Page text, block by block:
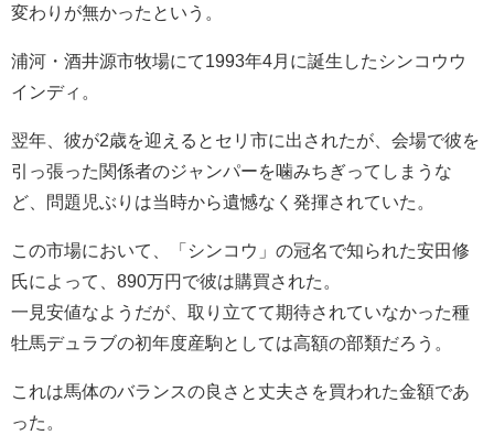
変わりが無かったという。
浦河・酒井源市牧場にて1993年4月に誕生したシンコウウ
インディ。
翌年、彼が2歳を迎えるとセリ市に出されたが、会場で彼を
引っ張った関係者のジャンパーを噛みちぎってしまうな
ど、問題児ぶりは当時から遺憾なく発揮されていた。
この市場において、「シンコウ」の冠名で知られた安田修
氏によって、890万円で彼は購買された。
一見安値なようだが、取り立てて期待されていなかった種
牡馬デュラブの初年度産駒としては高額の部類だろう。
これは馬体のバランスの良さと丈夫さを買われた金額であ
った。